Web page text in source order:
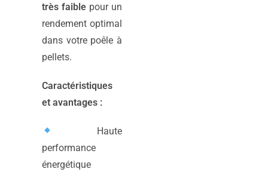
très faible pour un
rendement optimal
dans votre poêle à
pellets.
Caractéristiques
et avantages :
Haute
performance
énergétique